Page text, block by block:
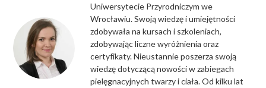
Uniwersytecie Przyrodniczym we
Wrocławiu. Swoją wiedzę i umiejętności
zdobywała na kursach i szkoleniach,
zdobywając liczne wyróżnienia oraz
certyfikaty. Nieustannie poszerza swoją
wiedzę dotyczącą nowości w zabiegach
pielęgnacyjnych twarzy i ciała. Od kilku lat